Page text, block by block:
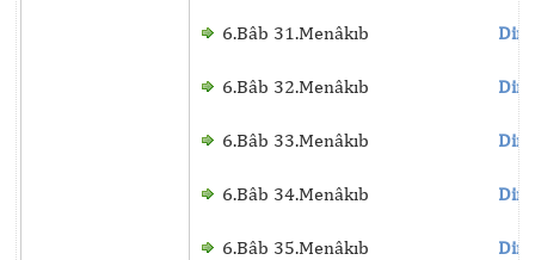
6.Bâb 31.Menâkıb
6.Bâb 32.Menâkıb
6.Bâb 33.Menâkıb
6.Bâb 34.Menâkıb
6.Bâb 35.Menâkıb